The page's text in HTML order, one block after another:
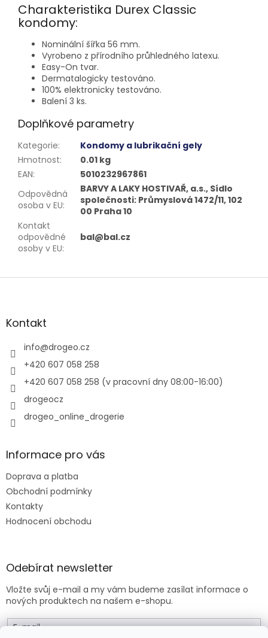
Charakteristika Durex Classic
kondomy:
Nominální šířka 56 mm.
Vyrobeno z přírodního průhledného latexu.
Easy-On tvar.
Dermatalogicky testováno.
100% elektronicky testováno.
Balení 3 ks.
Doplňkové parametry
Kategorie:
Kondomy a lubrikační gely
Hmotnost:
0.01 kg
EAN:
5010232967861
Odpovědná
osoba v EU:
BARVY A LAKY HOSTIVAŘ, a.s., Sídlo
společnosti: Průmyslová 1472/11, 102
00 Praha 10
Kontakt
odpovědné
osoby v EU:
bal@bal.cz
Z
aKontakt
info@drogeo.cz
+420 607 058 258
+420 607 058 258 (v pracovní dny 08:00-16:00)
drogeocz
drogeo_online_drogerie
Informace pro vás
Doprava a platba
Obchodní podmínky
Kontakty
Hodnocení obchodu
Odebírat newsletter
Vložte svůj e-mail a my vám budeme zasílat informace o
nových produktech na našem e-shopu.
E-mail